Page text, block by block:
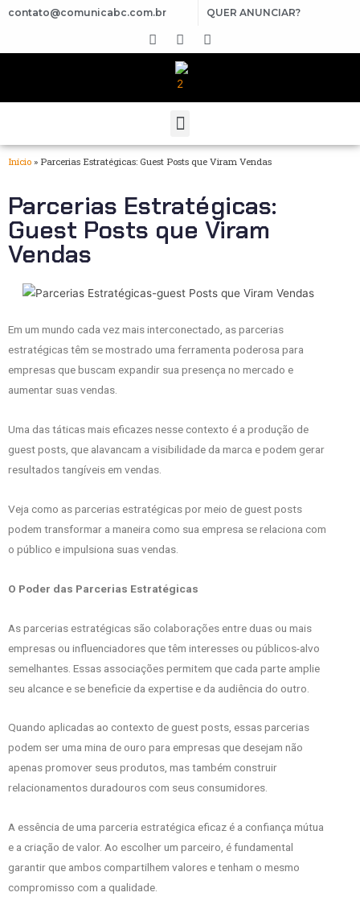
contato@comunicabc.com.br QUER ANUNCIAR?
Início » Parcerias Estratégicas: Guest Posts que Viram Vendas
Parcerias Estratégicas:
Guest Posts que Viram
Vendas
Em um mundo cada vez mais interconectado, as parcerias
estratégicas têm se mostrado uma ferramenta poderosa para
empresas que buscam expandir sua presença no mercado e
aumentar suas vendas.
Uma das táticas mais eficazes nesse contexto é a produção de
guest posts, que alavancam a visibilidade da marca e podem gerar
resultados tangíveis em vendas.
Veja como as parcerias estratégicas por meio de guest posts
podem transformar a maneira como sua empresa se relaciona com
o público e impulsiona suas vendas.
O Poder das Parcerias Estratégicas
As parcerias estratégicas são colaborações entre duas ou mais
empresas ou influenciadores que têm interesses ou públicos-alvo
semelhantes. Essas associações permitem que cada parte amplie
seu alcance e se beneficie da expertise e da audiência do outro.
Quando aplicadas ao contexto de guest posts, essas parcerias
podem ser uma mina de ouro para empresas que desejam não
apenas promover seus produtos, mas também construir
relacionamentos duradouros com seus consumidores.
A essência de uma parceria estratégica eficaz é a confiança mútua
e a criação de valor. Ao escolher um parceiro, é fundamental
garantir que ambos compartilhem valores e tenham o mesmo
compromisso com a qualidade.